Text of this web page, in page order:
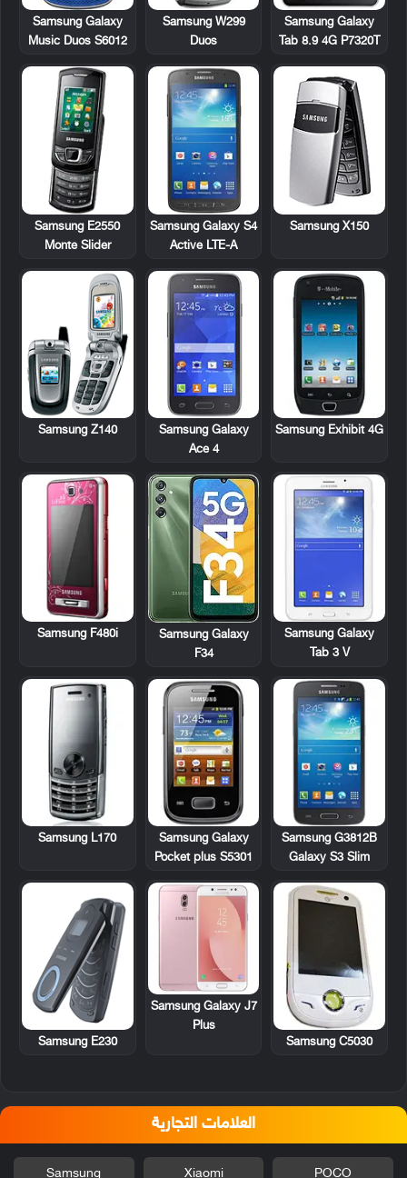
Samsung Galaxy
Tab 8.9 4G P7320T
Samsung W299
Duos
Samsung Galaxy
Music Duos S6012
Samsung X150
Samsung Galaxy S4
Active LTE-A
Samsung E2550
Monte Slider
Samsung Exhibit 4G
Samsung Galaxy
Ace 4
Samsung Z140
Samsung Galaxy
Tab 3 V
Samsung Galaxy
F34
Samsung F480i
Samsung G3812B
Galaxy S3 Slim
Samsung Galaxy
Pocket plus S5301
Samsung L170
Samsung C5030
Samsung Galaxy J7
Plus
Samsung E230
العلامات التجارية
POCO
Xiaomi
Samsung